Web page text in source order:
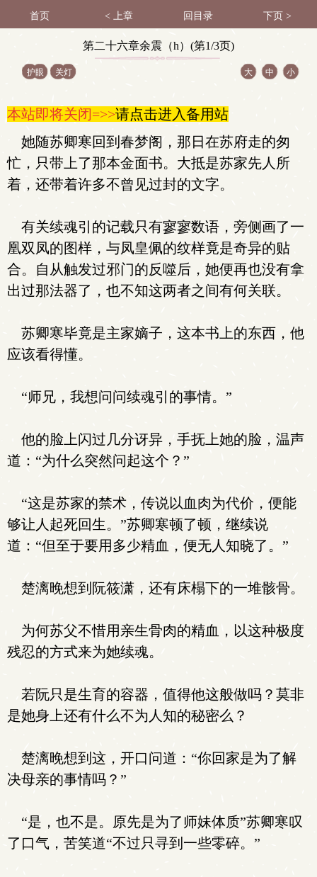
首页 < 上章 回目录 下页 >
第二十六章余震（h）(第1/3页)
护眼 关灯 大 中 小
本站即将关闭=>>请点击进入备用站
她随苏卿寒回到春梦阁，那日在苏府走的匆
忙，只带上了那本金面书。大抵是苏家先人所
着，还带着许多不曾见过封的文字。
有关续魂引的记载只有寥寥数语，旁侧画了一
凰双凤的图样，与凤皇佩的纹样竟是奇异的贴
合。自从触发过邪门的反噬后，她便再也没有拿
出过那法器了，也不知这两者之间有何关联。
苏卿寒毕竟是主家嫡子，这本书上的东西，他
应该看得懂。
“师兄，我想问问续魂引的事情。”
他的脸上闪过几分讶异，手抚上她的脸，温声
道：“为什么突然问起这个？”
“这是苏家的禁术，传说以血肉为代价，便能
够让人起死回生。”苏卿寒顿了顿，继续说
道：“但至于要用多少精血，便无人知晓了。”
楚漓晚想到阮筱潇，还有床榻下的一堆骸骨。
为何苏父不惜用亲生骨肉的精血，以这种极度
残忍的方式来为她续魂。
若阮只是生育的容器，值得他这般做吗？莫非
是她身上还有什么不为人知的秘密么？
楚漓晚想到这，开口问道：“你回家是为了解
决母亲的事情吗？”
“是，也不是。原先是为了师妹体质”苏卿寒叹
了口气，苦笑道“不过只寻到一些零碎。”